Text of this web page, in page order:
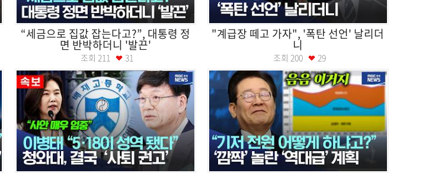
“세금으로 집값 잡는다고?”, 대통령 정
면 반박하더니 '발끈'
조회 211 31
"계급장 떼고 가자", '폭탄 선언' 날리더
니
조회 200 29